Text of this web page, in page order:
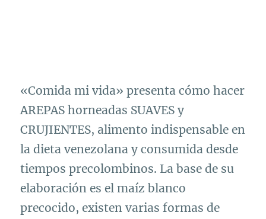
«Comida mi vida» presenta cómo hacer
AREPAS horneadas SUAVES y
CRUJIENTES, alimento indispensable en
la dieta venezolana y consumida desde
tiempos precolombinos. La base de su
elaboración es el maíz blanco
precocido, existen varias formas de